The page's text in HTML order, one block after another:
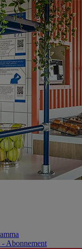
Abonnement